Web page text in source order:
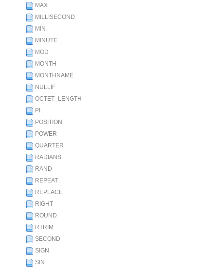
MAX
MILLISECOND
MIN
MINUTE
MOD
MONTH
MONTHNAME
NULLIF
OCTET_LENGTH
PI
POSITION
POWER
QUARTER
RADIANS
RAND
REPEAT
REPLACE
RIGHT
ROUND
RTRIM
SECOND
SIGN
SIN